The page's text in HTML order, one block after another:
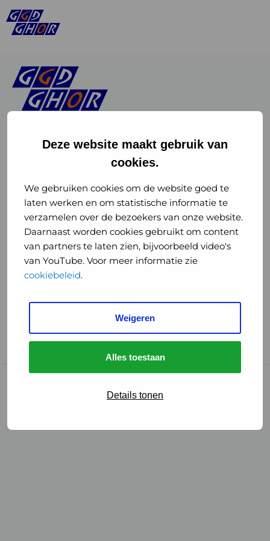
Deze website maakt gebruik van
cookies.
We gebruiken cookies om de website goed te
laten werken en om statistische informatie te
verzamelen over de bezoekers van onze website.
Daarnaast worden cookies gebruikt om content
van partners te laten zien, bijvoorbeeld video's
van YouTube. Voor meer informatie zie
cookiebeleid.
Weigeren
Alles toestaan
Details tonen
of
GGD
GHOR
Nederland
Instagram
of
GGD
GHOR
Nederland
GGD Reizen op social media
GGD Reizen
GGD Reisvaccinaties